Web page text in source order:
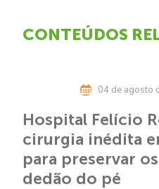
CONTEÚDOS
04 de agosto
Hospital Felício
cirurgia inédita
para preservar
dedão do pé